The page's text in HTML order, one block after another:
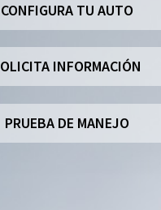
CONFIGURA TU AUTO
INFORMACIÓN
PRUEBA DE MANEJO